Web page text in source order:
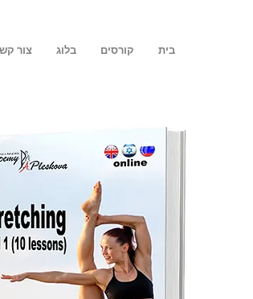
בית קורסים בלוג צור